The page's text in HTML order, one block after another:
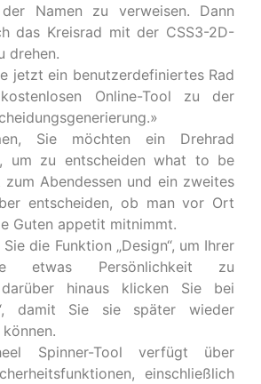
Namen zu verweisen. Dann
das Kreisrad mit der CSS3-2D-
drehen.
jetzt ein benutzerdefiniertes Rad
Online-Tool zu der
Sie möchten ein Drehrad
um zu entscheiden what to be
Abendessen und ein zweites
entscheiden, ob man vor Ort
Guten appetit mitnimmt.
die Funktion „Design“, um Ihrer
etwas Persönlichkeit zu
hinaus klicken Sie bei
damit Sie sie später wieder
Spinner-Tool verfügt über
einschließlich